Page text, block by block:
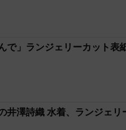
で」ランジェリーカット表
井澤詩織 水着、ランジェリ